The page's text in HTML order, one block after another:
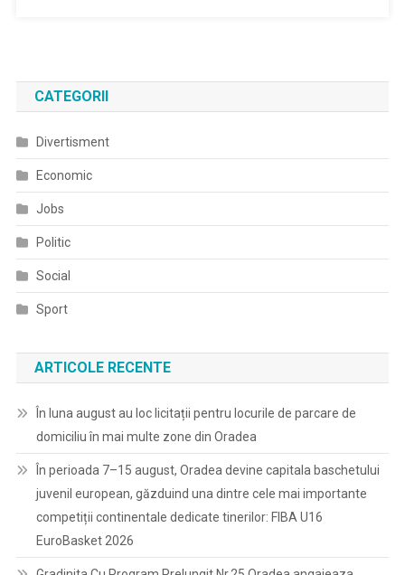
Vrut
Evite
CATEGORII
Divertisment
Economic
Jobs
Politic
Social
Sport
ARTICOLE RECENTE
În luna august au loc licitații pentru locurile de parcare de
domiciliu în mai multe zone din Oradea
În perioada 7–15 august, Oradea devine capitala baschetului
juvenil european, găzduind una dintre cele mai importante
competiții continentale dedicate tinerilor: FIBA U16
EuroBasket 2026